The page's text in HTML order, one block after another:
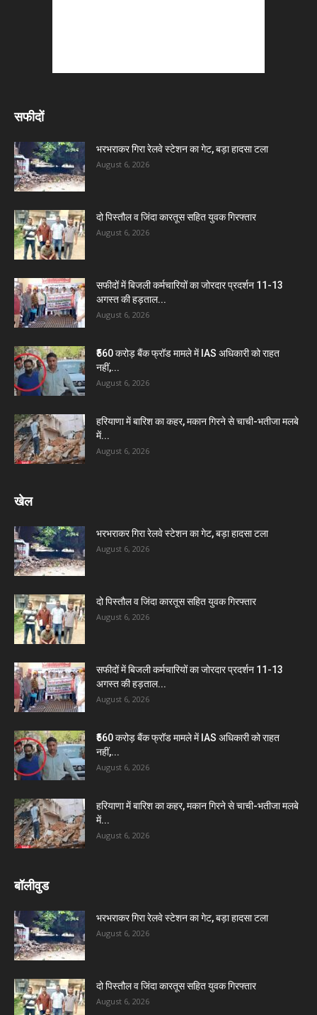
सफीदों
भरभराकर गिरा रेलवे स्टेशन का गेट, बड़ा हादसा टला
August 6, 2026
दो पिस्तौल व जिंदा कारतूस सहित युवक गिरफ्तार
August 6, 2026
सफीदों में बिजली कर्मचारियों का जोरदार प्रदर्शन 11-13
अगस्त की हड़ताल...
August 6, 2026
₹560 करोड़ बैंक फ्रॉड मामले में IAS अधिकारी को राहत
नहीं,...
August 6, 2026
हरियाणा में बारिश का कहर, मकान गिरने से चाची-भतीजा मलबे
में...
August 6, 2026
खेल
भरभराकर गिरा रेलवे स्टेशन का गेट, बड़ा हादसा टला
August 6, 2026
दो पिस्तौल व जिंदा कारतूस सहित युवक गिरफ्तार
August 6, 2026
सफीदों में बिजली कर्मचारियों का जोरदार प्रदर्शन 11-13
अगस्त की हड़ताल...
August 6, 2026
₹560 करोड़ बैंक फ्रॉड मामले में IAS अधिकारी को राहत
नहीं,...
August 6, 2026
हरियाणा में बारिश का कहर, मकान गिरने से चाची-भतीजा मलबे
में...
August 6, 2026
बॉलीवुड
भरभराकर गिरा रेलवे स्टेशन का गेट, बड़ा हादसा टला
August 6, 2026
दो पिस्तौल व जिंदा कारतूस सहित युवक गिरफ्तार
August 6, 2026